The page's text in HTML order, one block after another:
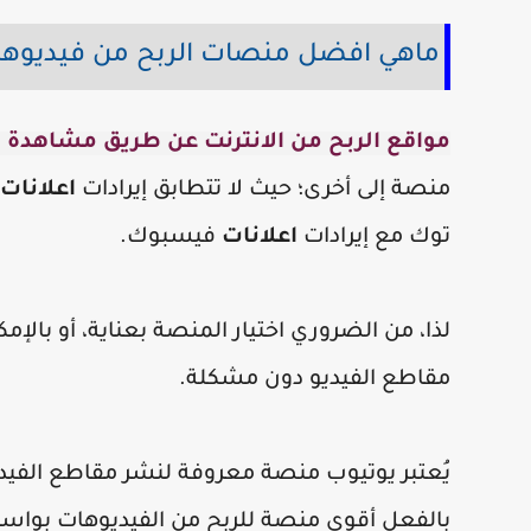
ماهي افضل منصات الربح من
مواقع الربح من الانترنت عن طريق مشاهدة
منصة إلى أخرى؛ حيث لا تتطابق إيرادات
توك مع إيرادات اعلانات فيسبوك.
لذا، من الضروري اختيار المنصة بعناية،
مقاطع الفيديو دون مشكلة.
يُعتبر يوتيوب منصة معروفة لنشر مقاطع
بالفعل أقوى منصة للربح من الفيديوهات